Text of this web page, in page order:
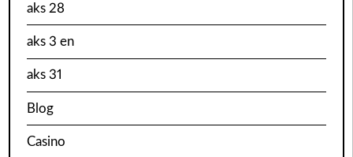
aks 28
aks 3 en
aks 31
Blog
Casino